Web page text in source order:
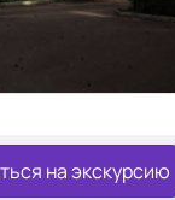
на экскурсию